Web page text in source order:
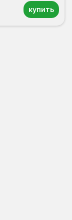
купить